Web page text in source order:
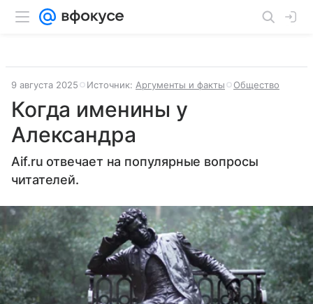
9 августа 2025 Источник: Аргументы и факты Общество
Когда именины у
Александра
Aif.ru отвечает на популярные вопросы
читателей.